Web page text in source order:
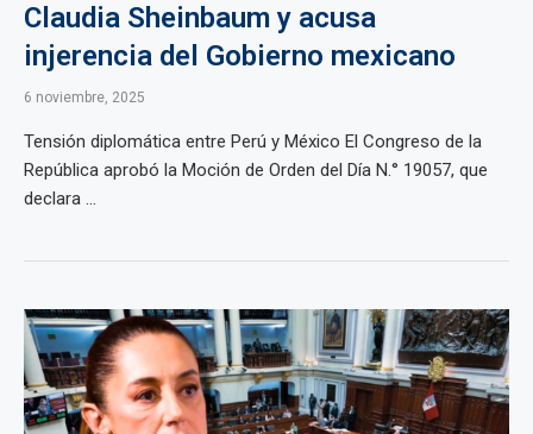
Claudia Sheinbaum y acusa
injerencia del Gobierno mexicano
6 noviembre, 2025
Tensión diplomática entre Perú y México El Congreso de la
República aprobó la Moción de Orden del Día N.° 19057, que
declara ...